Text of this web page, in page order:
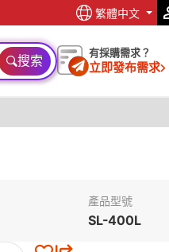
繁體中文
搜索 有採購需求？
立即發布需求
產品型號
SL-400L